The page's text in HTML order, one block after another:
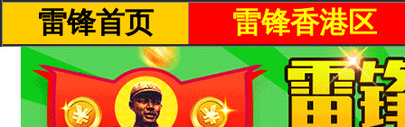
雷锋首页 雷锋香港区